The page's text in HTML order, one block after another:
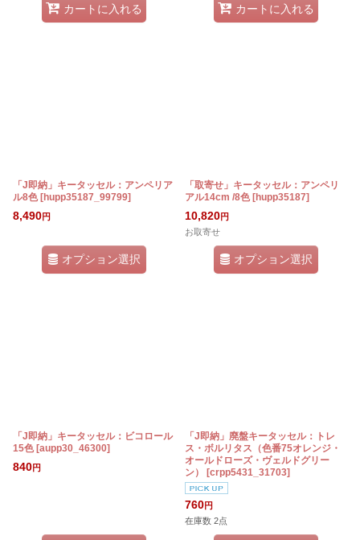
カートに入れる カートに入れる
「J即納」キータッセル：アンペリア
ル8色 [hupp35187_99799]
8,490円
オプション選択
「取寄せ」キータッセル：アンペリ
アル14cm /8色 [hupp35187]
10,820円
お取寄せ
オプション選択
「J即納」キータッセル：ビコロール
15色 [aupp30_46300]
840円
「J即納」廃盤キータッセル：トレ
ス・ボルリタス（色番75オレンジ・
オールドローズ・ヴェルドグリー
ン）
[crpp5431_31703]
760円
在庫数 2点